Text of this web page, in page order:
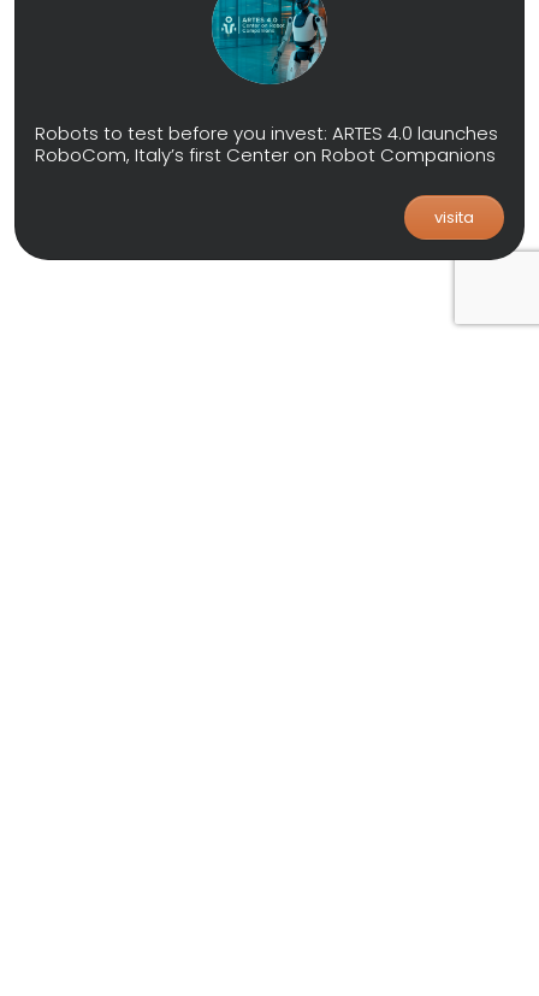
Robots to test before you invest: ARTES 4.0 launches
RoboCom, Italy’s first Center on Robot Companions
visita